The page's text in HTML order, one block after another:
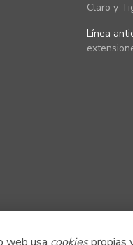
Claro y
Línea